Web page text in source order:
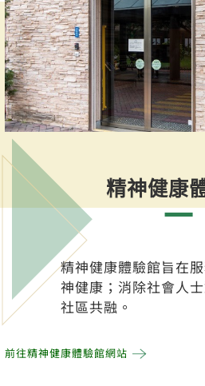
精神健康
精神健康體驗館旨在
神健康；消除社會人
社區共融。
前往精神健康體驗館網站